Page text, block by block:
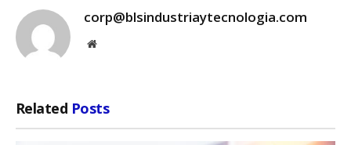
corp@blsindustriaytecnologia.com
Website
Related Posts